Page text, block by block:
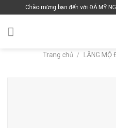
to
content
Chào mừng bạn đến với ĐÁ MỸ
Trang chủ / LĂNG MỘ